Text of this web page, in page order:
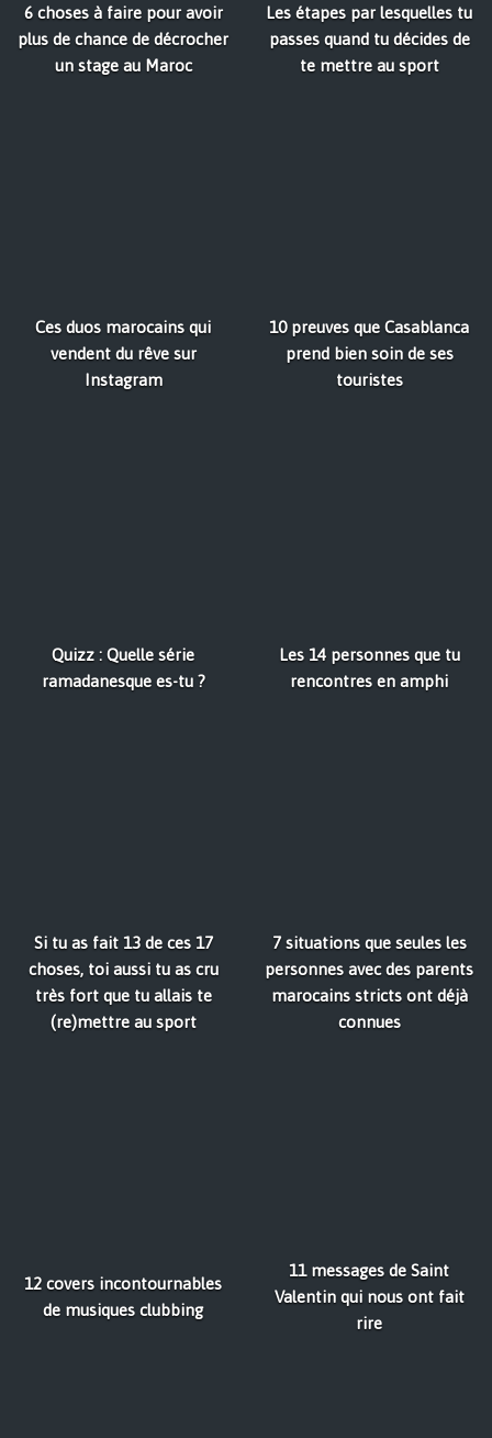
6 choses à faire pour avoir
plus de chance de décrocher
un stage au Maroc
Les étapes par lesquelles tu
passes quand tu décides de
te mettre au sport
Ces duos marocains qui
vendent du rêve sur
Instagram
10 preuves que Casablanca
prend bien soin de ses
touristes
Quizz : Quelle série
ramadanesque es-tu ?
Les 14 personnes que tu
rencontres en amphi
Si tu as fait 13 de ces 17
choses, toi aussi tu as cru
très fort que tu allais te
(re)mettre au sport
7 situations que seules les
personnes avec des parents
marocains stricts ont déjà
connues
12 covers incontournables
de musiques clubbing
11 messages de Saint
Valentin qui nous ont fait
rire